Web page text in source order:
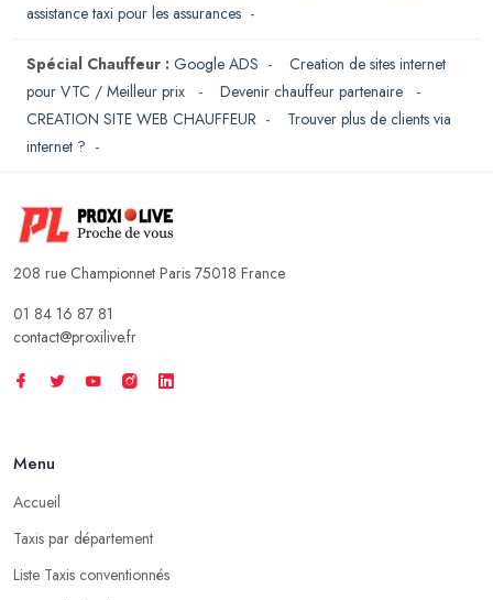
assistance taxi pour les assurances -
Spécial Chauffeur : Google ADS - Creation de sites internet
pour VTC / Meilleur prix
- Devenir chauffeur partenaire
-
CREATION SITE WEB CHAUFFEUR - Trouver plus de clients via
internet ? -
208 rue Championnet Paris 75018 France
01 84 16 87 81
contact@proxilive.fr
Menu
Accueil
Taxis par département
Liste Taxis conventionnés